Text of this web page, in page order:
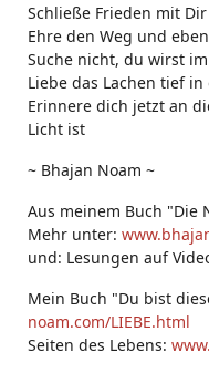
Schließe Frieden mit
Ehre den Weg und
Suche nicht, du wirst
Liebe das Lachen tief
Erinnere dich jetzt an
Licht ist
~ Bhajan Noam ~
Aus meinem Buch "Die
Mehr unter:
und: Lesungen auf
Mein Buch "Du bist
noam.com/LIEBE.html
Seiten des Lebens: